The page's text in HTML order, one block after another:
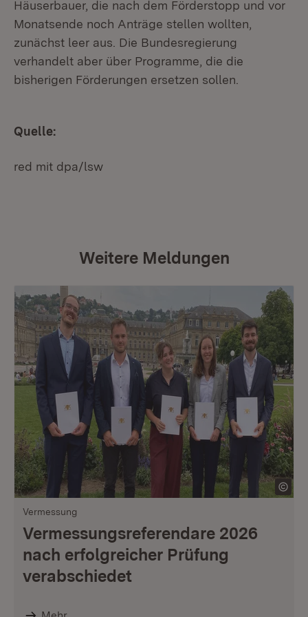
Häuserbauer, die nach dem Förderstopp und vor
Monatsende noch Anträge stellen wollten,
zunächst leer aus. Die Bundesregierung
verhandelt aber über Programme, die die
bisherigen Förderungen ersetzen sollen.
Quelle:
red mit dpa/lsw
Weitere Meldungen
Vermessung
Vermessungsreferendare 2026
nach erfolgreicher Prüfung
verabschiedet